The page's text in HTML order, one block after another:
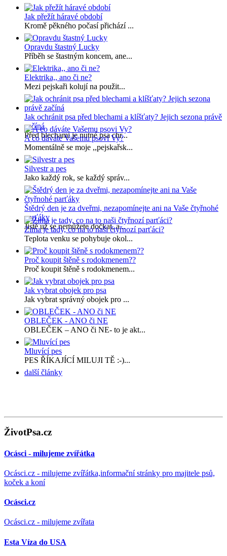
Jak přežít háravé období
Kromě pěkného počasí přichází ...
Opravdu štastný Lucky
Příběh se štastným koncem, ane...
Elektrika,, ano či ne?
Mezi pejskaři kolují na použit...
Jak ochránit psa před blechami a klíšťaty? Jejich sezona právě
začíná
Před blechami je nutné psa chr...
A co dáváte Vašemu psovi Vy?
Momentálně se moje ,,pejskařsk...
Silvestr a pes
Jako každý rok, se každý správ...
Štědrý den je za dveřmi, nezapomínejte ani na Vaše čtyřnohé
parťáky
Jistě už se nemůžete dočkat, a...
Zima je tady, co na to naši čtyřnozí parťáci?
Teplota venku se pohybuje okol...
Proč koupit štěně s rodokmenem??
Proč koupit štěně s rodokmenem...
Jak vybrat obojek pro psa
Jak vybrat správný obojek pro ...
OBLEČEK - ANO či NE
OBLEČEK – ANO či NE- to je akt...
Mluvící pes
PES ŘÍKAJÍCÍ MILUJI TĚ :-)...
další články
ŽivotPsa.cz
Ocásci - milujeme zvířátka
Ocásci.cz - milujeme zvířátka,informační stránky pro majitele psů,
koček a koní
Ocásci.cz
Ocásci.cz - milujeme zvířata
Esta Víza do USA